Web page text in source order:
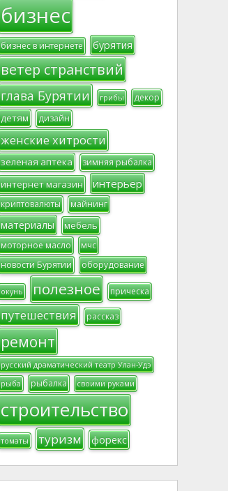
бизнес
бизнес в интернете бурятия
ветер странствий
глава Бурятии грибы декор
детям дизайн
женские хитрости
зеленая аптека зимняя рыбалка
интернет магазин интерьер
криптовалюты майнинг
материалы мебель
моторное масло
мчс
новости Бурятии
оборудование
окунь полезное прическа
путешествия рассказ
ремонт
русский драматический театр Улан-Удэ
рыба
рыбалка своими руками
строительство
томаты туризм форекс